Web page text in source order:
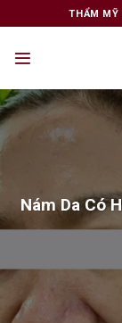
to
THẨM MỸ
Nám Da Có